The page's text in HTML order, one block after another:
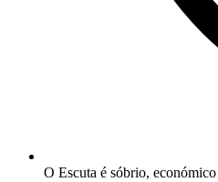
O Escuta é sóbrio,